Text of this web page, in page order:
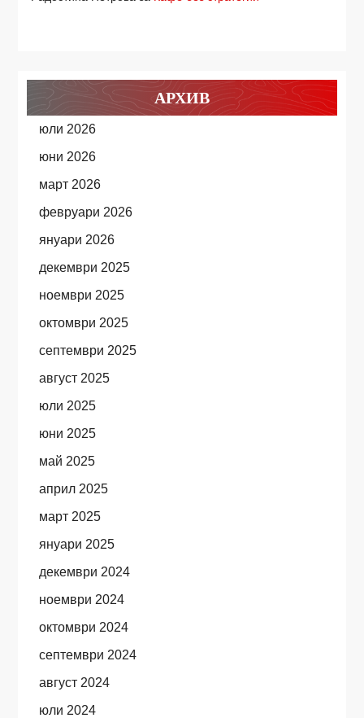
АРХИВ
юли 2026
юни 2026
март 2026
февруари 2026
януари 2026
декември 2025
ноември 2025
октомври 2025
септември 2025
август 2025
юли 2025
юни 2025
май 2025
април 2025
март 2025
януари 2025
декември 2024
ноември 2024
октомври 2024
септември 2024
август 2024
юли 2024